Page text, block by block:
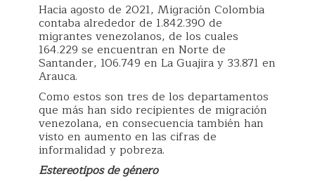
Hacia agosto de 2021, Migración Colombia
contaba alrededor de 1.842.390 de
migrantes venezolanos, de los cuales
164.229 se encuentran en Norte de
Santander, 106.749 en La Guajira y 33.871 en
Arauca.
Como estos son tres de los departamentos
que más han sido recipientes de migración
venezolana, en consecuencia también han
visto en aumento en las cifras de
informalidad y pobreza.
Estereotipos de género